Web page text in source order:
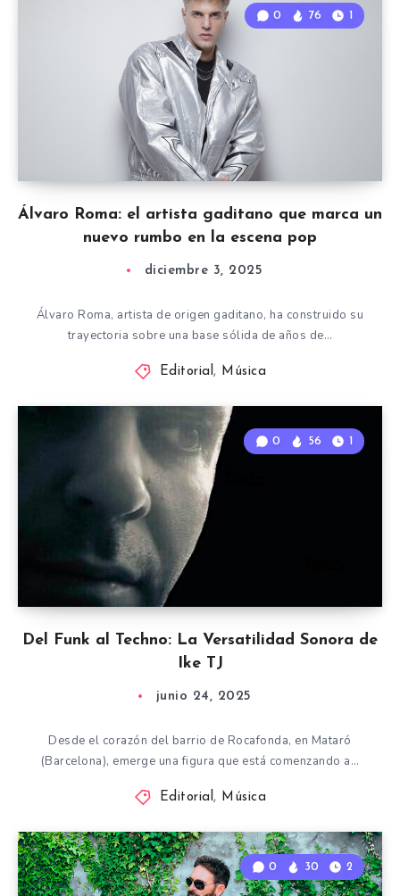
Álvaro Roma: el artista gaditano que marca un
nuevo rumbo en la escena pop
0 76 1
diciembre 3, 2025
Álvaro Roma, artista de origen gaditano, ha construido su
trayectoria sobre una base sólida de años de…
Editorial, Música
Del Funk al Techno: La Versatilidad Sonora de
Ike TJ
0 56 1
junio 24, 2025
Desde el corazón del barrio de Rocafonda, en Mataró
(Barcelona), emerge una figura que está comenzando a…
Editorial, Música
0 30 2